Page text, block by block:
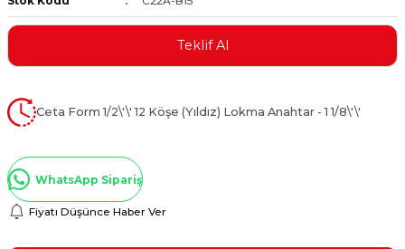
Kaplamalar
Teklif Al
Ceta Form 1/2\'\' 12 Köşe (Yıldız) Lokma Anahtar - 1 1/8\'\'
WhatsApp Sipariş
Fiyatı Düşünce Haber Ver